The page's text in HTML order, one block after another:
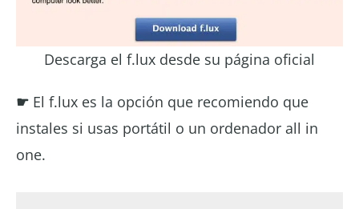
Descarga el f.lux desde su página oficial
☛ El f.lux es la opción que recomiendo que
instales si usas portátil o un ordenador all in
one.